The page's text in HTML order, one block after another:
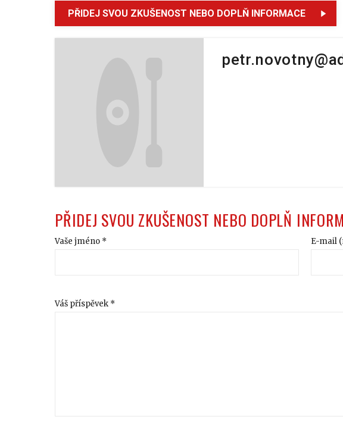
PŘIDEJ SVOU ZKUŠENOST NEBO DOPLŇ INFORMACE
PŘIDEJ SVOU ZKUŠENOST NEBO DOPLŇ
Vaše jméno * E-mail
Váš příspěvek *